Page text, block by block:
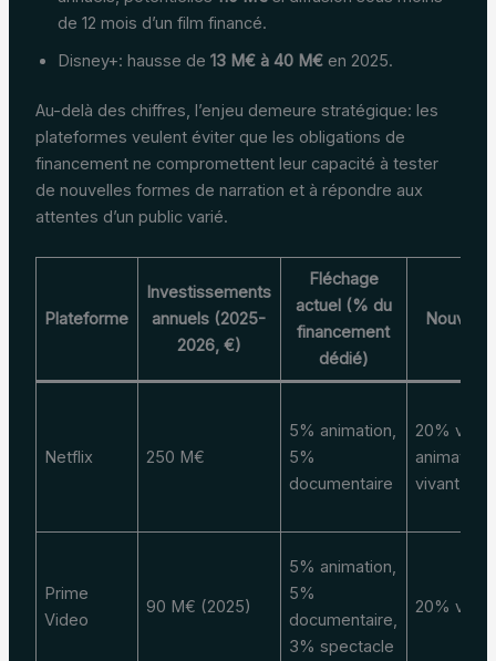
de 12 mois d’un film financé.
Disney+: hausse de 13 M€ à 40 M€en 2025.
Au-delà des chiffres, l’enjeu demeure stratégique: les
plateformes veulent éviter que les obligations de
financement ne compromettent leur capacité à tester
de nouvelles formes de narration et à répondre aux
attentes d’un public varié.
Plateforme
Investissements
annuels (2025-
2026, €)
Fléchage
actuel (% du
financement
dédié)
Netflix 250 M€
5% animation,
5%
documentaire
20% vers
vivant
Prime
Video
90 M€ (2025)
5% animation,
5%
documentaire,
3% spectacle
20% vers